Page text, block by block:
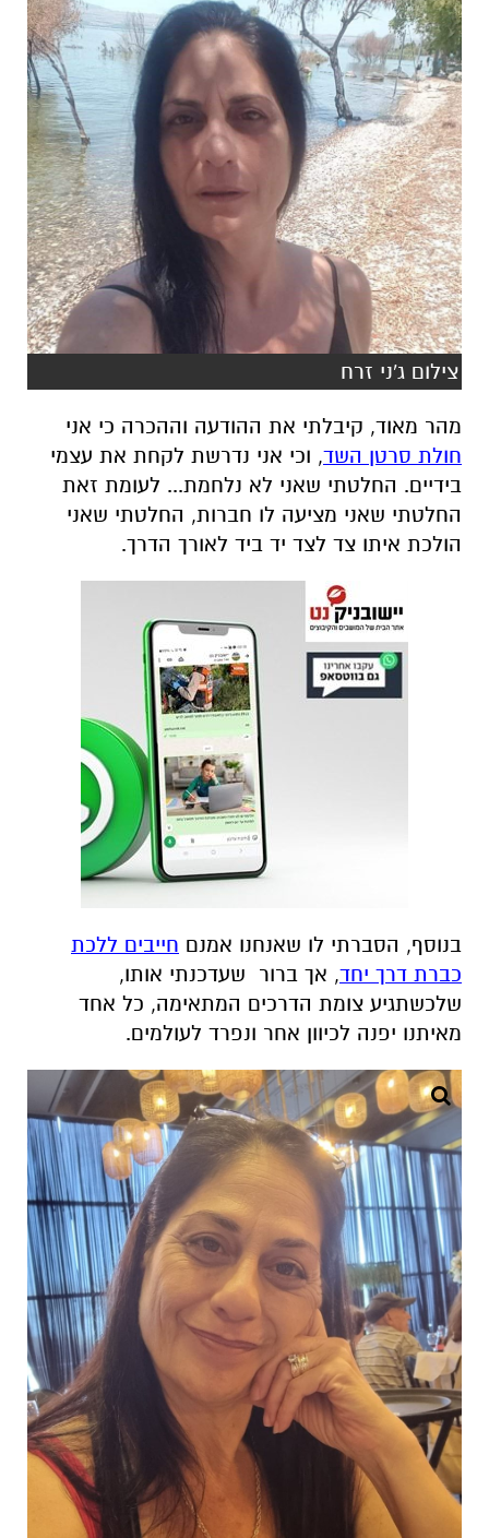
צילום ג'ני זרח
מהר מאוד, קיבלתי את ההודעה וההכרה כי אני
חולת סרטן השד, וכי אני נדרשת לקחת את עצמי
בידיים. החלטתי שאני לא נלחמת... לעומת זאת
החלטתי שאני מציעה לו חברות, החלטתי שאני
הולכת איתו צד לצד יד ביד לאורך הדרך.
בנוסף, הסברתי לו שאנחנו אמנם חייבים ללכת
כברת דרך יחד, אך ברור שעדכנתי אותו,
שלכשתגיע צומת הדרכים המתאימה, כל אחד
מאיתנו יפנה לכיוון אחר ונפרד לעולמים.